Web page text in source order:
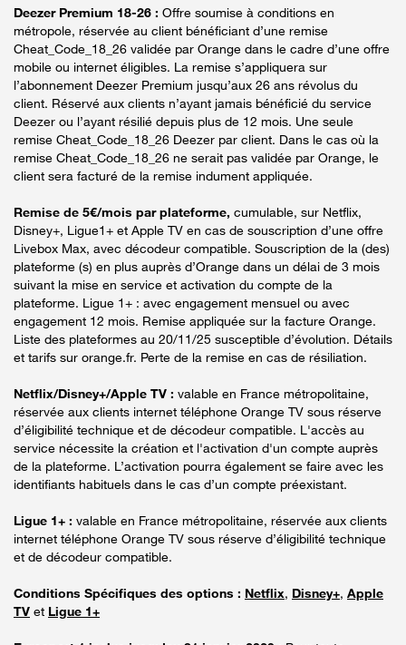
Deezer Premium 18-26 : Offre soumise à conditions en
métropole, réservée au client bénéficiant d’une remise
Cheat_Code_18_26 validée par Orange dans le cadre d’une offre
mobile ou internet éligibles. La remise s’appliquera sur
l’abonnement Deezer Premium jusqu’aux 26 ans révolus du
client. Réservé aux clients n’ayant jamais bénéficié du service
Deezer ou l’ayant résilié depuis plus de 12 mois. Une seule
remise Cheat_Code_18_26 Deezer par client. Dans le cas où la
remise Cheat_Code_18_26 ne serait pas validée par Orange, le
client sera facturé de la remise indument appliquée.
Remise de 5€/mois par plateforme, cumulable, sur Netflix,
Disney+, Ligue1+ et Apple TV en cas de souscription d’une offre
Livebox Max, avec décodeur compatible. Souscription de la (des)
plateforme (s) en plus auprès d’Orange dans un délai de 3 mois
suivant la mise en service et activation du compte de la
plateforme. Ligue 1+ : avec engagement mensuel ou avec
engagement 12 mois. Remise appliquée sur la facture Orange.
Liste des plateformes au 20/11/25 susceptible d’évolution. Détails
et tarifs sur orange.fr. Perte de la remise en cas de résiliation.
Netflix/Disney+/Apple TV : valable en France métropolitaine,
réservée aux clients internet téléphone Orange TV sous réserve
d’éligibilité technique et de décodeur compatible. L'accès au
service nécessite la création et l'activation d'un compte auprès
de la plateforme. L’activation pourra également se faire avec les
identifiants habituels dans le cas d’un compte préexistant.
Ligue 1+ : valable en France métropolitaine, réservée aux clients
internet téléphone Orange TV sous réserve d’éligibilité technique
et de décodeur compatible.
Conditions Spécifiques des options : Netflix, Disney+, Apple
TV et Ligue 1+